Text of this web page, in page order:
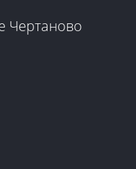
Чертаново